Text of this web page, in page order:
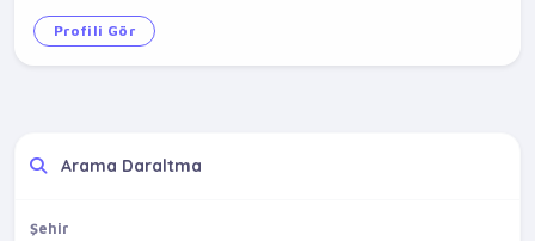
Profili Gör
Arama Daraltma
Şehir